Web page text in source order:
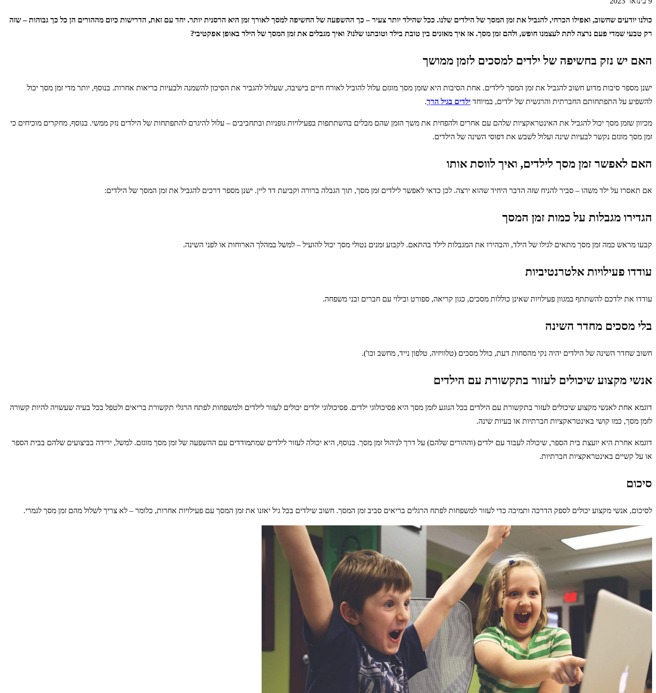
כולנו יודעים שחשוב, ואפילו הכרחי, להגביל את זמן המסך של הילדים שלנו. ככל שהילד יותר צעיר – כך ההשפעה של החשיפה למסך לאורך זמן היא הרסנית יותר. יחד עם זאת, הדרישות כיום מההורים הן כל כך גבוהות – שזה
רק טבעי שמדי פעם נרצה לתת לעצמנו חופש, ולהם זמן מסך. אז איך מאזנים בין טובת בילד וטובתנו שלנו? ואיך מגבלים את זמן המסך של הילד באופן אפקטיבי?
האם יש נזק בחשיפה של ילדים למסכים לזמן ממושך
ישנן מספר סיבות מדוע חשוב להגביל את זמן המסך לילדים. אחת הסיבות היא שזמן מסך מוגזם עלול להוביל לאורח חיים בישיבה, שעלול להגביר את הסיכון להשמנה ולבעיות בריאות אחרות. בנוסף, יותר מדי זמן מסך יכול
להשפיע על התפתחותם החברתית והרגשית של ילדים, במיוחד ילדים בגיל הרך.
מכיוון שזמן מסך יכול להגביל את האינטראקציות שלהם עם אחרים ולהפחית את משך הזמן שהם מבלים בהשתתפות בפעילויות גופניות ובתחביבים – עלול להיגרם להתפתחות של הילדים נזק ממשי. בנוסף, מחקרים מוכיחים כי
זמן מסך מוגזם נקשר לבעיות שינה ועלול לשבש את דפוסי השינה של הילדים.
האם לאפשר זמן מסך לילדים, ואיך לווסת אותו
אם תאסרו על ילד משהו – סביר להניח שזה הדבר היחיד שהוא ירצה. לכן כדאי לאפשר לילדים זמן מסך, תוך הגבלה ברורה וקביעת דד ליין. ישנן מספר דרכים להגביל את זמן המסך של הילדים:
הגדירו מגבלות על כמות זמן המסך
קבעו מראש כמה זמן מסך מתאים לגילו של הילד, והבהירו את המגבלות לילד בהתאם. לקבוע זמנים נטולי מסך יכול להועיל – למשל במהלך הארוחות או לפני השינה.
עודדו פעילויות אלטרנטיביות
עודדו את ילדכם להשתתף במגוון פעילויות שאינן כוללות מסכים, כגון קריאה, ספורט ובילוי עם חברים ובני משפחה.
בלי מסכים מחדר השינה
חשוב שחדר השינה של הילדים יהיה נקי מהסחות דעת, כולל מסכים (טלוויזיה, טלפון נייד, מחשב וכו').
אנשי מקצוע שיכולים לעזור בתקשורת עם הילדים
דוגמא אחת לאנשי מקצוע שיכולים לעזור בתקשורת עם הילדים בכל הנוגע לזמן מסך היא פסיכולוגי ילדים. פסיכולוגי ילדים יכולים לעזור לילדים ולמשפחות לפתח הרגלי תקשורת בריאים ולטפל בכל בעיה שעשויה להיות קשורה
לזמן מסך, כמו קושי באינטראקציות חברתיות או בעיות שינה.
דוגמא אחרת היא יועצת בית הספר, שיכולה לעבוד עם ילדים (וההורים שלהם) על דרך לניהול זמן מסך. בנוסף, היא יכולה לעזור לילדים שמתמודדים עם ההשפעה של זמן מסך מוגזם. למשל, ירידה בביצועים שלהם בבית הספר
או על קשיים באינטראקציות חברתיות.
סיכום
לסיכום, אנשי מקצוע יכולים לספק הדרכה ותמיכה כדי לעזור למשפחות לפתח הרגלים בריאים סביב זמן המסך. חשוב שילדים בכל גיל יאזנו את זמן המסך עם פעילויות אחרות, כלומר – לא צריך לשלול מהם זמן מסך לגמרי.